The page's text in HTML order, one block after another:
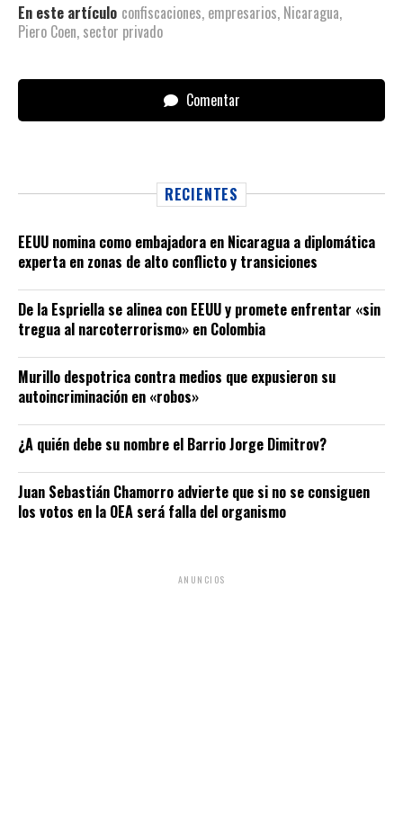
En este artículo confiscaciones, empresarios, Nicaragua,
Piero Coen, sector privado
Comentar
RECIENTES
EEUU nomina como embajadora en Nicaragua a diplomática
experta en zonas de alto conflicto y transiciones
De la Espriella se alinea con EEUU y promete enfrentar «sin
tregua al narcoterrorismo» en Colombia
Murillo despotrica contra medios que expusieron su
autoincriminación en «robos»
¿A quién debe su nombre el Barrio Jorge Dimitrov?
Juan Sebastián Chamorro advierte que si no se consiguen
los votos en la OEA será falla del organismo
ANUNCIOS